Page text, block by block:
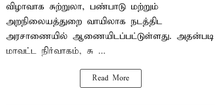
விழாவாக சுற்றுலா, பண்பாடு மற்றும்
அறநிலையத்துறை வாயிலாக நடத்திட
அரசாணையில் ஆணையிடப்பட்டுள்ளது. அதன்படி
மாவட்ட நிர்வாகம், சு ...
Read More